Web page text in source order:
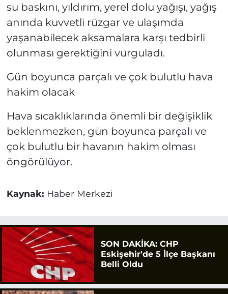
su baskını, yıldırım, yerel dolu yağışı, yağış
anında kuvvetli rüzgar ve ulaşımda
yaşanabilecek aksamalara karşı tedbirli
olunması gerektiğini vurguladı.
Gün boyunca parçalı ve çok bulutlu hava
hakim olacak
Hava sıcaklıklarında önemli bir değişiklik
beklenmezken, gün boyunca parçalı ve
çok bulutlu bir havanın hakim olması
öngörülüyor.
Kaynak: Haber Merkezi
SON DAKİKA: CHP
Eskişehir'de 5 İlçe Başkanı
Belli Oldu